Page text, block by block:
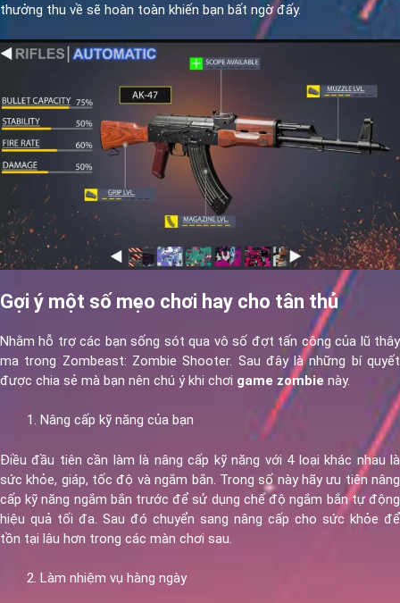
thưởng thu về sẽ hoàn toàn khiến bạn bất ngờ đấy.
Gợi ý một số mẹo chơi hay cho tân thủ
Nhằm hỗ trợ các bạn sống sót qua vô số đợt tấn công của lũ thây
ma trong Zombeast: Zombie Shooter. Sau đây là những bí quyết
được chia sẻ mà bạn nên chú ý khi chơi game zombie này.
Nâng cấp kỹ năng của bạn
Điều đầu tiên cần làm là nâng cấp kỹ năng với 4 loại khác nhau là
sức khỏe, giáp, tốc độ và ngắm bắn. Trong số này hãy ưu tiên nâng
cấp kỹ năng ngắm bắn trước để sử dụng chế độ ngắm bắn tự động
hiệu quả tối đa. Sau đó chuyển sang nâng cấp cho sức khỏe để
tồn tại lâu hơn trong các màn chơi sau.
Làm nhiệm vụ hàng ngày